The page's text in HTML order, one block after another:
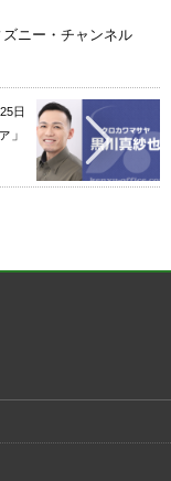
ニー・チャンネル
日
」